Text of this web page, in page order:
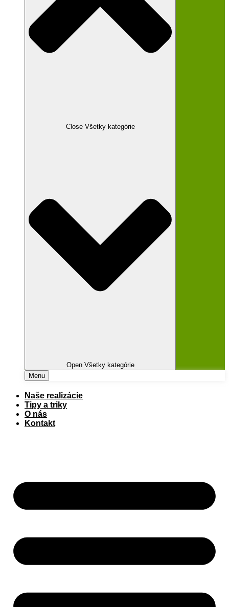
Close Všetky kategórie
Open Všetky kategórie
Menu
Naše realizácie
Tipy a triky
O nás
Kontakt